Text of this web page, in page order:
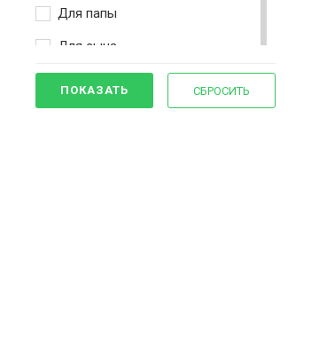
Для папы
Для сына
ПОКАЗАТЬ СБРОСИТЬ